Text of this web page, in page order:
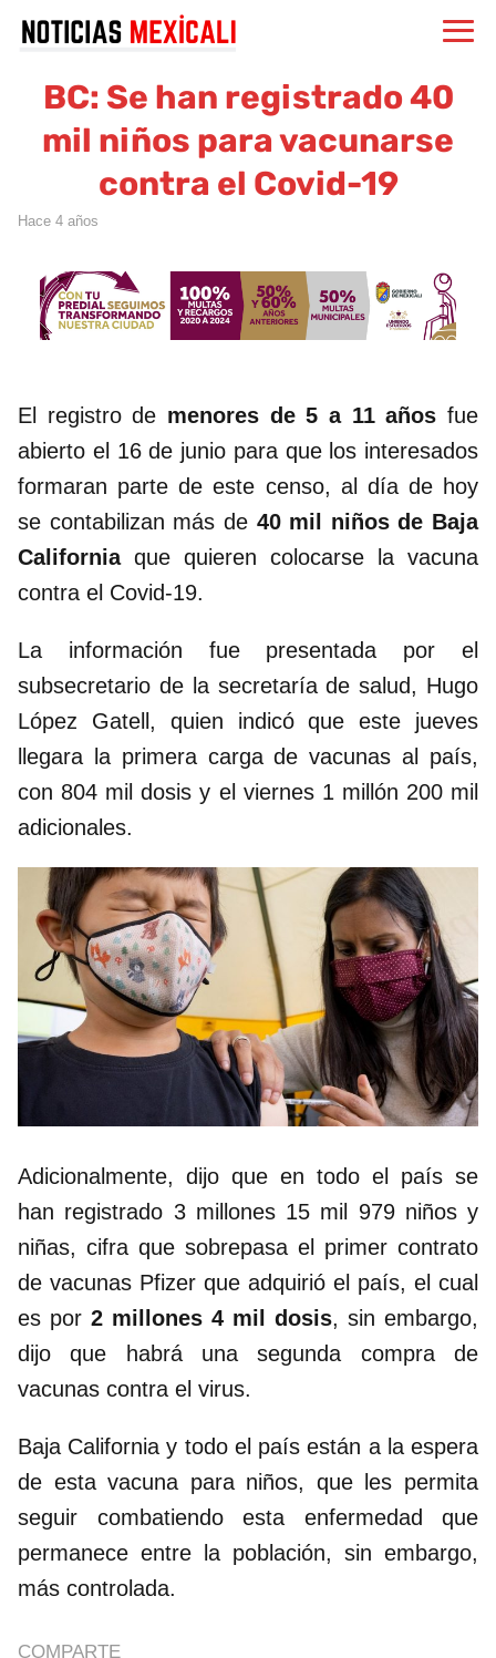
BC: Se han registrado 40
mil niños para vacunarse
contra el Covid-19
hace 4 años
El registro de menores de 5 a 11 años fue
abierto el 16 de junio para que los interesados
formaran parte de este censo, al día de hoy
se contabilizan más de 40 mil niños de Baja
California que quieren colocarse la vacuna
contra el Covid-19.
La información fue presentada por el
subsecretario de la secretaría de salud, Hugo
López Gatell, quien indicó que este jueves
llegara la primera carga de vacunas al país,
con 804 mil dosis y el viernes 1 millón 200 mil
adicionales.
Adicionalmente, dijo que en todo el país se
han registrado 3 millones 15 mil 979 niños y
niñas, cifra que sobrepasa el primer contrato
de vacunas Pfizer que adquirió el país, el cual
es por 2 millones 4 mil dosis, sin embargo,
dijo que habrá una segunda compra de
vacunas contra el virus.
Baja California y todo el país están a la espera
de esta vacuna para niños, que les permita
seguir combatiendo esta enfermedad que
permanece entre la población, sin embargo,
más controlada.
COMPARTE